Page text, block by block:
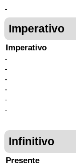
-
Imperativo
Imperativo
-
-
-
-
-
-
Infinitivo
Presente